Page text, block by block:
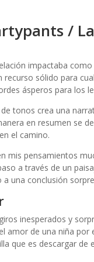
/
impactaba
sólido para
ásperos para los
tonos crea una
en resumen se
el camino.
mis pensamientos
a través de un
una conclusión
inesperados y
amor de una niña
que es descargar de